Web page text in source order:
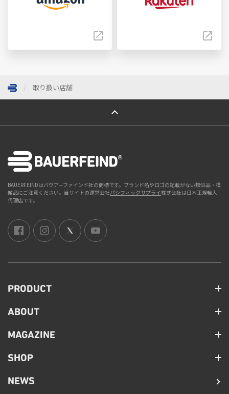
取り扱い店舗
ページトップへ
BAUERFEINDはバウアーファインド社の商標です。ブランド名やロゴの記載がない類似品・模
倣品にご注意ください。当サイトの運営会社パシフィックサプライ株式会社は日本正規輸入
代理店です。
PRODUCT
ABOUT
MAGAZINE
SHOP
NEWS